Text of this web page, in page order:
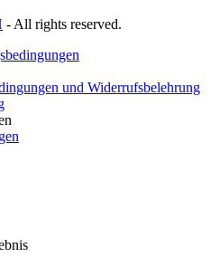
- All rights reserved.
und Widerrufsbelehrung